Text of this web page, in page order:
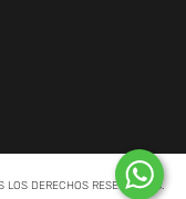
DERECHOS RESERVADOS.